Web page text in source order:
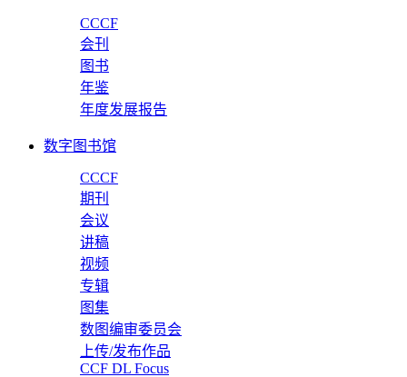
CCCF
会刊
图书
年鉴
年度发展报告
数字图书馆
CCCF
期刊
会议
讲稿
视频
专辑
图集
数图编审委员会
上传/发布作品
CCF DL Focus